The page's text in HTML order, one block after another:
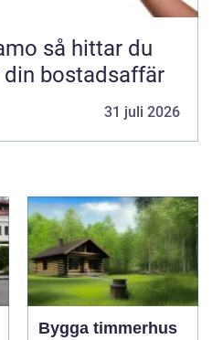
du
bostadsaffär
31 juli 2026
Bygga timmerhus